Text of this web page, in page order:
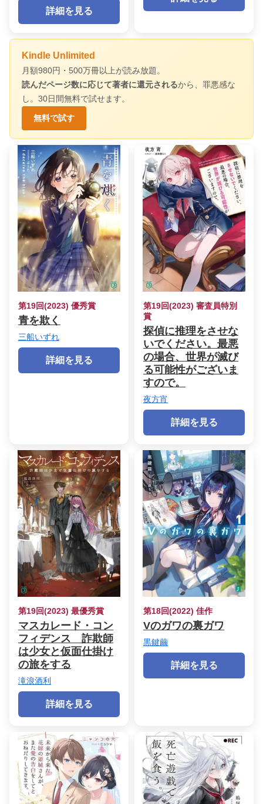
詳細を見る
Kindle Unlimited
月額980円・500万冊以上が読み放題。
読んだページ数に応じて著者に還元されるから、罪悪感な
し。30日間無料で試せます。
無料で試す
第19回(2023) 優秀賞
青を欺く
三船いずれ
詳細を見る
第19回(2023) 審査員特別
賞
探偵に推理をさせな
いでください。最悪
の場合、世界が滅び
る可能性がございま
すので。
夜方宵
詳細を見る
第19回(2023) 最優秀賞
マスカレード・コン
フィデンス 詐欺師
は少女と仮面仕掛け
の旅をする
滝浪酒利
詳細を見る
第18回(2022) 佳作
Vのガワの裏ガワ
黒鍵繭
詳細を見る